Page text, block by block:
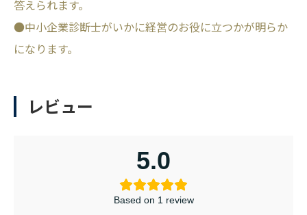
答えられます。
●中小企業診断士がいかに経営のお役に立つかが明らか
になります。
レビュー
5.0
Based on 1 review